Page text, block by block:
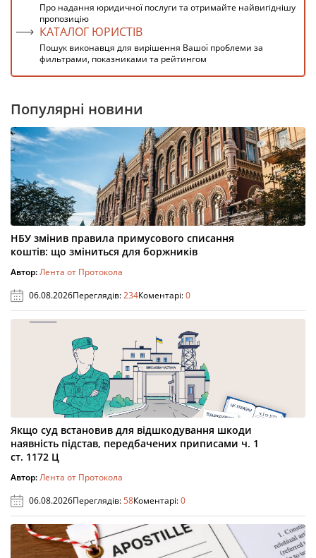
Про надання юридичної послуги та отримайте найвигіднішу
пропозицію
КАТАЛОГ ЮРИСТІВ
Пошук виконавця для вирішення Вашої проблеми за
фильтрами, показниками та рейтингом
Популярні новини
НБУ змінив правила примусового списання
коштів: що зміниться для боржників
Автор:Лента от Протокола
06.08.2026Переглядів:234Коментарі:0
Якщо суд встановив для відшкодування шкоди
наявність підстав, передбачених приписами ч. 1
ст. 1172 Ц
Автор:Лента от Протокола
06.08.2026Переглядів:58Коментарі:0